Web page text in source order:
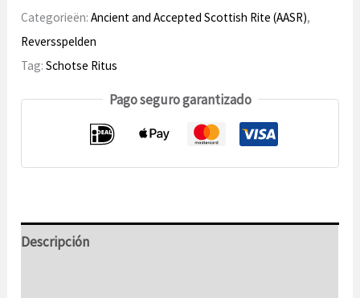
solapa
19
Rito
Categorieën:Ancient and Accepted Scottish Rite (AASR),
Reversspelden
Tag:Schotse Ritus
Pago seguro garantizado
Descripción